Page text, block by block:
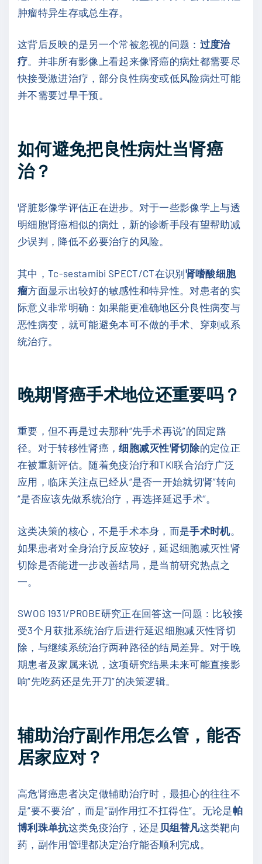
肿瘤特异生存或总生存。
这背后反映的是另一个常被忽视的问题： 过度治
疗。并非所有影像上看起来像肾癌的病灶都需要尽
快接受激进治疗，部分良性病变或低风险病灶可能
并不需要过早干预。
如何避免把良性病灶当肾癌
治？
肾脏影像学评估正在进步。对于一些影像学上与透
明细胞肾癌相似的病灶，新的诊断手段有望帮助减
少误判，降低不必要治疗的风险。
其中，Tc-sestamibi SPECT/CT在识别肾嗜酸细胞
瘤方面显示出较好的敏感性和特异性。对患者的实
际意义非常明确：如果能更准确地区分良性病变与
恶性病变，就可能避免本可不做的手术、穿刺或系
统治疗。
晚期肾癌手术地位还重要吗？
重要，但不再是过去那种“先手术再说”的固定路
径。对于转移性肾癌，细胞减灭性肾切除的定位正
在被重新评估。随着免疫治疗和TKI联合治疗广泛
应用，临床关注点已经从“是否一开始就切肾”转向
“是否应该先做系统治疗，再选择延迟手术”。
这类决策的核心，不是手术本身，而是手术时机。
如果患者对全身治疗反应较好，延迟细胞减灭性肾
切除是否能进一步改善结局，是当前研究热点之
一。
SWOG 1931/PROBE研究正在回答这一问题：比较接
受3个月获批系统治疗后进行延迟细胞减灭性肾切
除，与继续系统治疗两种路径的结局差异。对于晚
期患者及家属来说，这项研究结果未来可能直接影
响“先吃药还是先开刀”的决策逻辑。
辅助治疗副作用怎么管，能否
居家应对？
高危肾癌患者决定做辅助治疗时，最担心的往往不
是“要不要治”，而是“副作用扛不扛得住”。无论是帕
博利珠单抗这类免疫治疗，还是 贝组替凡这类靶向
药，副作用管理都决定治疗能否顺利完成。